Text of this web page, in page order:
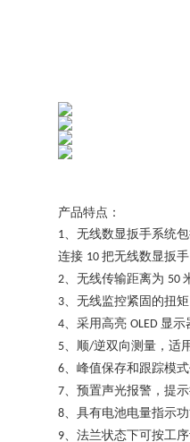
产品特点：
1、 无线数显扳手系统
连接 10 把无线数显扳手
2、无线传输距离为 50
3、无线监控紧固的扭
4、采用高亮 OLED 显示
5、顺/逆双向测量，适
6、峰值保存和跟踪模
7、预置声光报警，提
8、具有电池电量指示
9、法兰状态下可按工